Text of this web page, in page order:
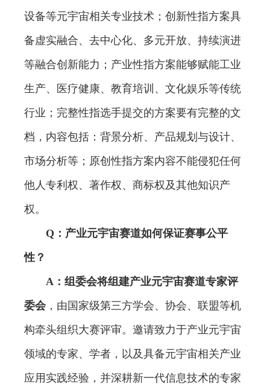
设备等元宇宙相关专业技术；创新性指方案具
备虚实融合、去中心化、多元开放、持续演进
等融合创新能力；产业性指方案能够赋能工业
生产、医疗健康、教育培训、文化娱乐等传统
行业；完整性指选手提交的方案要有完整的文
档，内容包括：背景分析、产品规划与设计、
市场分析等；原创性指方案内容不能侵犯任何
他人专利权、著作权、商标权及其他知识产
权。
Q：产业元宇宙赛道如何保证赛事公平
性？
A：组委会将组建产业元宇宙赛道专家评
委会，由国家级第三方学会、协会、联盟等机
构牵头组织大赛评审。邀请致力于产业元宇宙
领域的专家、学者，以及具备元宇宙相关产业
应用实践经验，并深耕新一代信息技术的专家